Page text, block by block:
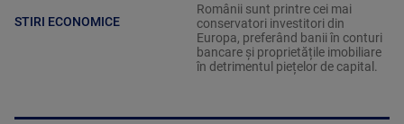
STIRI ECONOMICE
Românii sunt printre cei mai
conservatori investitori din
Europa, preferând banii în conturi
bancare și proprietățile imobiliare
în detrimentul piețelor de capital.